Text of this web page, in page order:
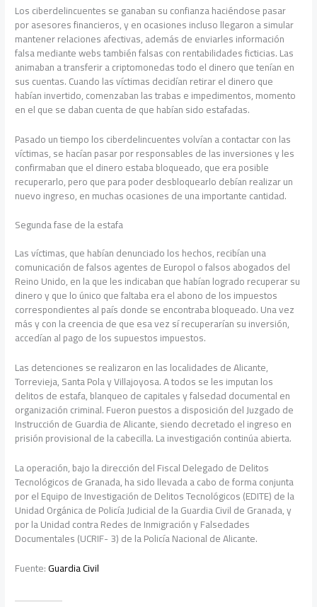
Los ciberdelincuentes se ganaban su confianza haciéndose pasar
por asesores financieros, y en ocasiones incluso llegaron a simular
mantener relaciones afectivas, además de enviarles información
falsa mediante webs también falsas con rentabilidades ficticias. Las
animaban a transferir a criptomonedas todo el dinero que tenían en
sus cuentas. Cuando las víctimas decidían retirar el dinero que
habían invertido, comenzaban las trabas e impedimentos, momento
en el que se daban cuenta de que habían sido estafadas.
Pasado un tiempo los ciberdelincuentes volvían a contactar con las
víctimas, se hacían pasar por responsables de las inversiones y les
confirmaban que el dinero estaba bloqueado, que era posible
recuperarlo, pero que para poder desbloquearlo debían realizar un
nuevo ingreso, en muchas ocasiones de una importante cantidad.
Segunda fase de la estafa
Las víctimas, que habían denunciado los hechos, recibían una
comunicación de falsos agentes de Europol o falsos abogados del
Reino Unido, en la que les indicaban que habían logrado recuperar su
dinero y que lo único que faltaba era el abono de los impuestos
correspondientes al país donde se encontraba bloqueado. Una vez
más y con la creencia de que esa vez sí recuperarían su inversión,
accedían al pago de los supuestos impuestos.
Las detenciones se realizaron en las localidades de Alicante,
Torrevieja, Santa Pola y Villajoyosa. A todos se les imputan los
delitos de estafa, blanqueo de capitales y falsedad documental en
organización criminal. Fueron puestos a disposición del Juzgado de
Instrucción de Guardia de Alicante, siendo decretado el ingreso en
prisión provisional de la cabecilla. La investigación continúa abierta.
La operación, bajo la dirección del Fiscal Delegado de Delitos
Tecnológicos de Granada, ha sido llevada a cabo de forma conjunta
por el Equipo de Investigación de Delitos Tecnológicos (EDITE) de la
Unidad Orgánica de Policía Judicial de la Guardia Civil de Granada, y
por la Unidad contra Redes de Inmigración y Falsedades
Documentales (UCRIF- 3) de la Policía Nacional de Alicante.
Fuente:Guardia Civil